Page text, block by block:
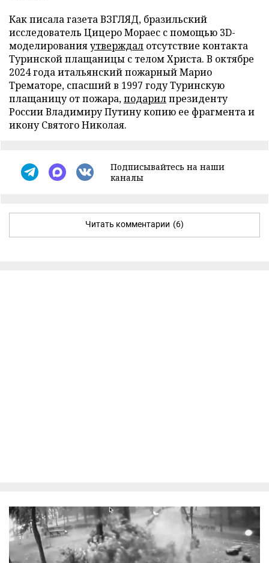
Как писала газета ВЗГЛЯД, бразильский
исследователь Цицеро Мораес с помощью 3D-
моделированияутверждал отсутствие контакта
Туринской плащаницы с телом Христа. В октябре
2024 года итальянский пожарный Марио
Трематоре, спасший в 1997 году Туринскую
плащаницу от пожара,подарилпрезиденту
России Владимиру Путину копию ее фрагмента и
икону Святого Николая.
Подписывайтесь на наши
каналы
Читать комментарии (6)